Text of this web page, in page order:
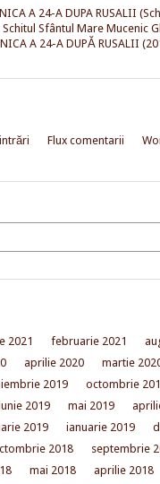
A 24-A DUPA RUSALII
Sfântul Mare Mucenic
A 24-A DUPĂ RUSALII
Flux comentarii
2021 februarie 2021
aprilie 2020
martie
2019
octombrie
2019 mai 2019
2019 ianuarie 2019
2018
septembrie
mai 2018 aprilie 2018